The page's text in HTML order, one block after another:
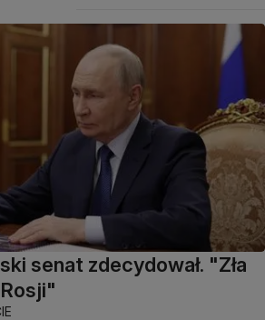
senat zdecydował. "Zła